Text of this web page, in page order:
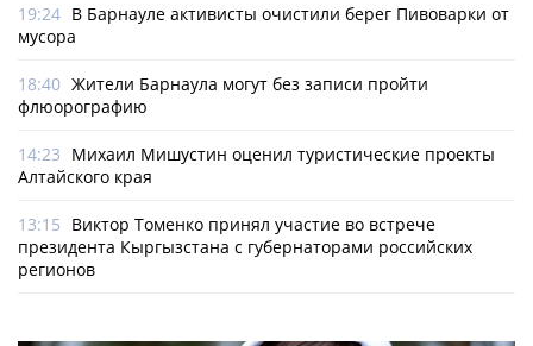
19:24 В Барнауле активисты очистили берег Пивоварки от
мусора
18:40 Жители Барнаула могут без записи пройти
флюорографию
14:23 Михаил Мишустин оценил туристические проекты
Алтайского края
13:15 Виктор Томенко принял участие во встрече
президента Кыргызстана с губернаторами российских
регионов